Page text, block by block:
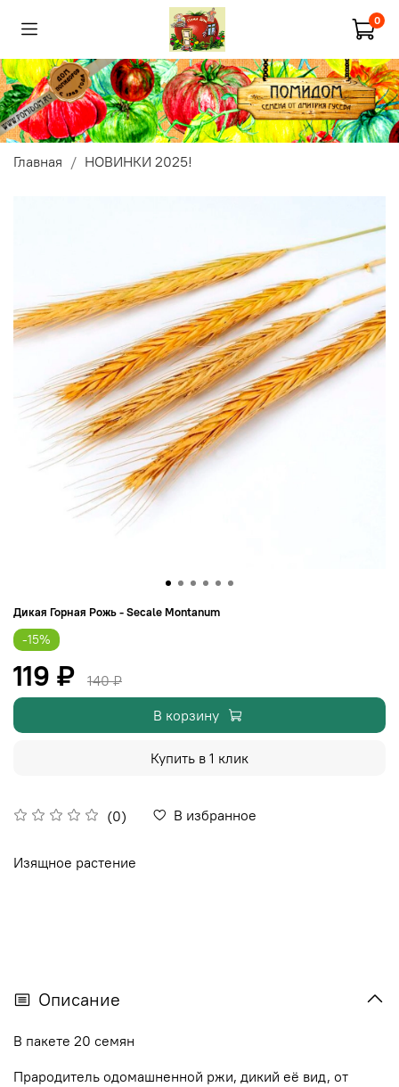
0
Главная НОВИНКИ 2025!
Дикая Горная Рожь - Secale Montanum
(0) В избранное
-15%
119 ₽
140 ₽
В корзину
Купить в 1 клик
Изящное растение
Описание
В пакете 20 семян
Прародитель одомашненной ржи, дикий её вид, от